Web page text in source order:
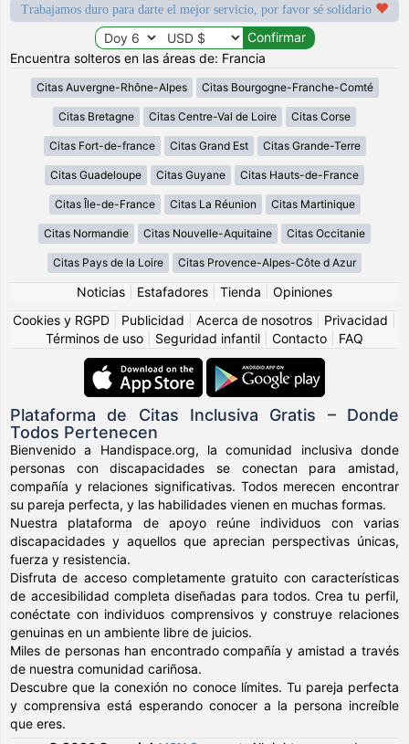
Trabajamos duro para darte el mejor servicio, por favor sé solidario
Encuentra solteros en las áreas de: Francia
Citas Auvergne-Rhône-Alpes Citas Bourgogne-Franche-Comté
Citas Bretagne Citas Centre-Val de Loire Citas Corse
Citas Fort-de-france Citas Grand Est Citas Grande-Terre
Citas Guadeloupe Citas Guyane Citas Hauts-de-France
Citas Île-de-France Citas La Réunion Citas Martinique
Citas Normandie Citas Nouvelle-Aquitaine Citas Occitanie
Citas Pays de la Loire Citas Provence-Alpes-Côte d Azur
Noticias Estafadores Tienda
Opiniones
Cookies y RGPD
Publicidad Acerca de nosotros Privacidad
Términos de uso
Seguridad infantil Contacto FAQ
Plataforma de Citas Inclusiva Gratis – Donde
Todos Pertenecen
Bienvenido a Handispace.org, la comunidad inclusiva donde
personas con discapacidades se conectan para amistad,
compañía y relaciones significativas. Todos merecen encontrar
su pareja perfecta, y las habilidades vienen en muchas formas.
Nuestra plataforma de apoyo reúne individuos con varias
discapacidades y aquellos que aprecian perspectivas únicas,
fuerza y resistencia.
Disfruta de acceso completamente gratuito con características
de accesibilidad completa diseñadas para todos. Crea tu perfil,
conéctate con individuos comprensivos y construye relaciones
genuinas en un ambiente libre de juicios.
Miles de personas han encontrado compañía y amistad a través
de nuestra comunidad cariñosa.
Descubre que la conexión no conoce límites. Tu pareja perfecta
y comprensiva está esperando conocer a la persona increíble
que eres.